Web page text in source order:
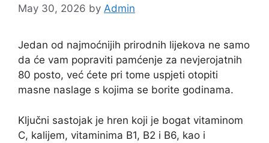
May 30, 2026 by Admin
Jedan od najmoćnijih prirodnih lijekova ne samo
da će vam popraviti pamćenje za nevjerojatnih
80 posto, već ćete pri tome uspjeti otopiti
masne naslage s kojima se borite godinama.
Ključni sastojak je hren koji je bogat vitaminom
C, kalijem, vitaminima B1, B2 i B6, kao i